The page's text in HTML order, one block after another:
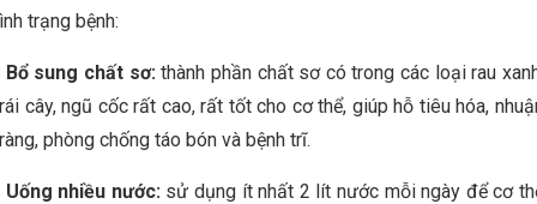
trạng bệnh:
Bổ sung chất sơ:thành phần chất sơ có trong các loại rau
cây, ngũ cốc rất cao, rất tốt cho cơ thể, giúp hỗ tiêu hóa,
phòng chống táo bón và bệnh trĩ.
Uống nhiều nước:sử dụng ít nhất 2 lít nước mỗi ngày để cơ